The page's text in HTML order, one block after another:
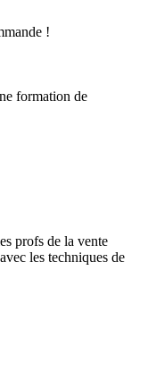
!
formation de
profs de la vente
les techniques de